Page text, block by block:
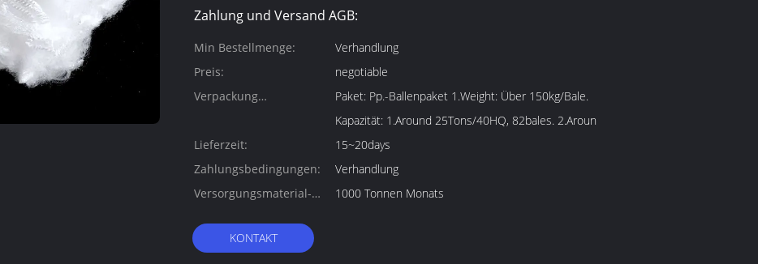
Zahlung und Versand AGB:
Min Bestellmenge:
Verhandlung
Preis:
negotiable
Verpackung
Paket: Pp.-Ballenpaket 1.Weight: Über 150kg/Bale.
Kapazität: 1.Around 25Tons/40HQ, 82bales. 2.Aroun
Lieferzeit:
15~20days
Zahlungsbedingungen:
Verhandlung
Versorgungsmaterial-
1000 Tonnen Monats
KONTAKT